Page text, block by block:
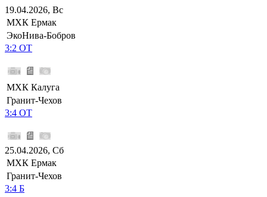
19.04.2026, Вс
МХК Ермак
ЭкоНива-Бобров
3:2 ОТ
МХК Калуга
Гранит-Чехов
3:4 ОТ
25.04.2026, Сб
МХК Ермак
Гранит-Чехов
3:4 Б